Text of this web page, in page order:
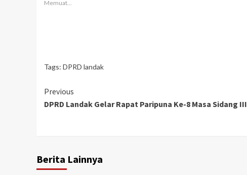
Memuat...
Tags: DPRD landak
Continue
Reading
Previous
DPRD Landak Gelar Rapat Paripuna Ke-8 Masa Sidang III
Berita Lainnya